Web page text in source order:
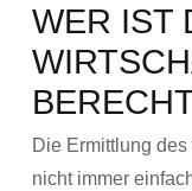
WER IST
Die Ermittlung
nicht immer